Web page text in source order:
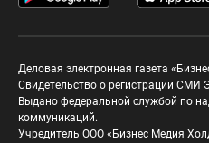
Деловая электронная газета
Свидетельство о регистрации
Выдано федеральной службой по
коммуникаций.
Учредитель ООО «Бизнес Медия